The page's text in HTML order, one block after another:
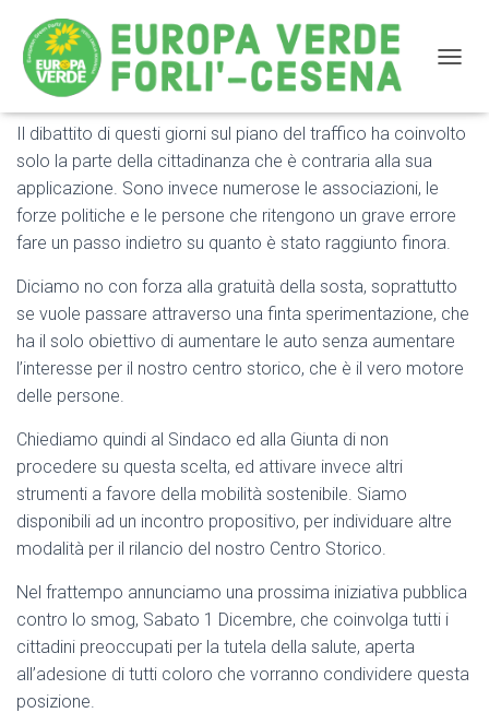
Comunicato stampa a favore della mobilità sostenibile
Il dibattito di questi giorni sul piano del traffico ha coinvolto
solo la parte della cittadinanza che è contraria alla sua
applicazione. Sono invece numerose le associazioni, le
forze politiche e le persone che ritengono un grave errore
fare un passo indietro su quanto è stato raggiunto finora.
Diciamo no con forza alla gratuità della sosta, soprattutto
se vuole passare attraverso una finta sperimentazione, che
ha il solo obiettivo di aumentare le auto senza aumentare
l’interesse per il nostro centro storico, che è il vero motore
delle persone.
Chiediamo quindi al Sindaco ed alla Giunta di non
procedere su questa scelta, ed attivare invece altri
strumenti a favore della mobilità sostenibile. Siamo
disponibili ad un incontro propositivo, per individuare altre
modalità per il rilancio del nostro Centro Storico.
Nel frattempo annunciamo una prossima iniziativa pubblica
contro lo smog, Sabato 1 Dicembre, che coinvolga tutti i
cittadini preoccupati per la tutela della salute, aperta
all’adesione di tutti coloro che vorranno condividere questa
posizione.